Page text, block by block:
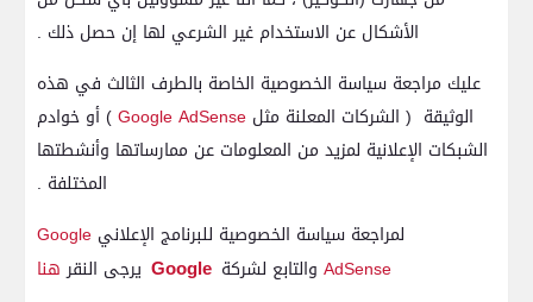
الأشكال عن الاستخدام غير الشرعي لها إن حصل ذلك .
عليك مراجعة سياسة الخصوصية الخاصة بالطرف الثالث في هذه
الوثيقة ( الشركات المعلنة مثل Google AdSense) أو خوادم
الشبكات الإعلانية لمزيد من المعلومات عن ممارساتها وأنشطتها
المختلفة .
لمراجعة سياسة الخصوصية للبرنامج الإعلاني Google
AdSense والتابع لشركة Google يرجى النقرهنا